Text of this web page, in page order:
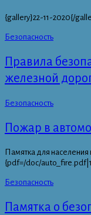
{gallery}22-11-2020{/
Безопасность
Правила
железной
Безопасность
Пожар в
Памятка для
{pdf=/doc/
Безопасность
Памятка о